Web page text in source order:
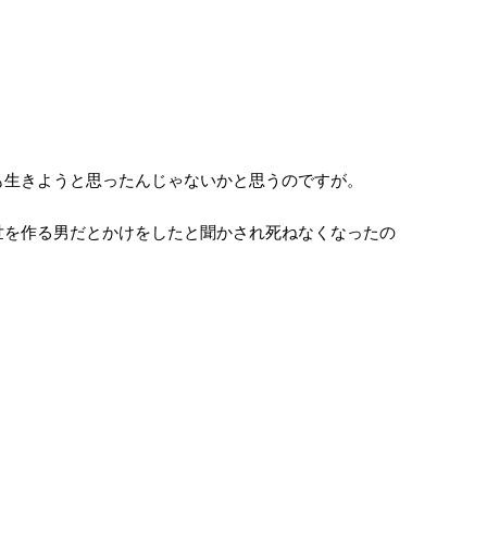
きようと思ったんじゃないかと思うのですが。
作る男だとかけをしたと聞かされ死ねなくなったの